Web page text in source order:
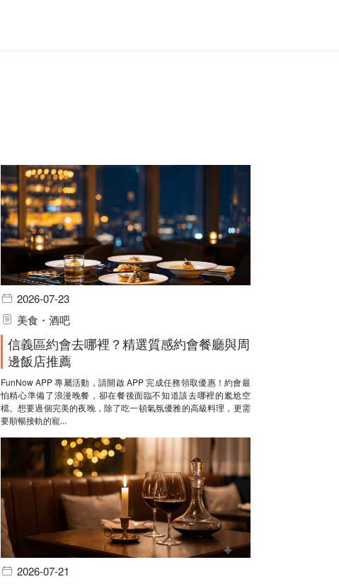
2026-07-23
美食・酒吧
信義區約會去哪裡？精選質感約會餐廳與周
邊飯店推薦
FunNow APP 專屬活動，請開啟 APP 完成任務領取優惠！約會最
怕精心準備了浪漫晚餐，卻在餐後面臨不知道該去哪裡的尷尬空
檔。想要過個完美的夜晚，除了吃一頓氣氛優雅的高級料理，更需
要順暢接軌的寵...
2026-07-21